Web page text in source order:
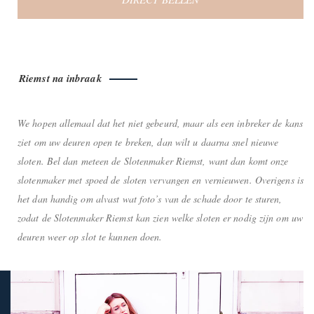
Riemst na inbraak
We hopen allemaal dat het niet gebeurd, maar als een inbreker de kans
ziet om uw deuren open te breken, dan wilt u daarna snel nieuwe
sloten. Bel dan meteen de Slotenmaker Riemst, want dan komt onze
slotenmaker met spoed de sloten vervangen en vernieuwen. Overigens is
het dan handig om alvast wat foto’s van de schade door te sturen,
zodat de Slotenmaker Riemst kan zien welke sloten er nodig zijn om uw
deuren weer op slot te kunnen doen.